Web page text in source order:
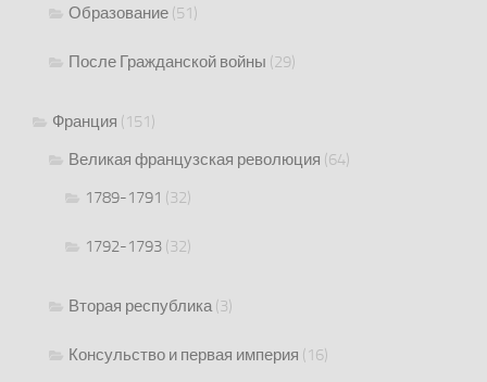
Образование (51)
После Гражданской войны (29)
Франция (151)
Великая французская революция (64)
1789-1791 (32)
1792-1793 (32)
Вторая республика (3)
Консульство и первая империя (16)